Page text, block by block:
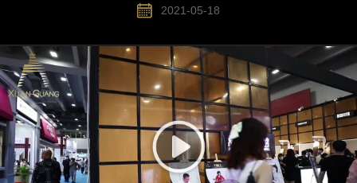
2021-05-18